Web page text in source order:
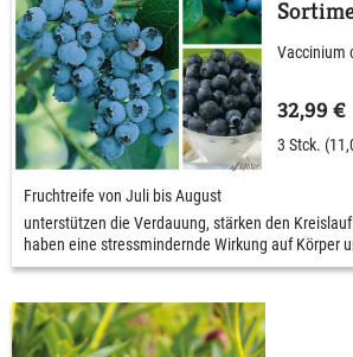
Vaccinium
32,99 €
3 Stck.
Fruchtreife von Juli bis August
unterstützen die Verdauung, stärken den Kreislauf
haben eine stressmindernde Wirkung auf Körper